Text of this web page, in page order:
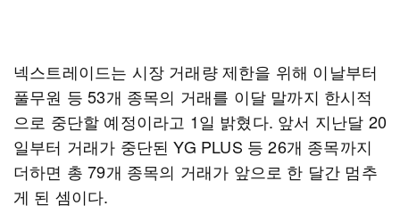
넥스트레이드는 시장 거래량 제한을 위해 이날부터
풀무원 등 53개 종목의 거래를 이달 말까지 한시적
으로 중단할 예정이라고 1일 밝혔다. 앞서 지난달 20
일부터 거래가 중단된 YG PLUS 등 26개 종목까지
더하면 총 79개 종목의 거래가 앞으로 한 달간 멈추
게 된 셈이다.